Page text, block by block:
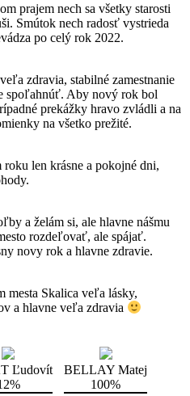
prajem nech sa všetky starosti
Smútok nech radosť vystrieda
po celý rok 2022.
zdravia, stabilné zamestnanie
spoľahnúť. Aby nový rok bol
prekážky hravo zvládli a na
na všetko prežité.
len krásne a pokojné dni,
a želám si, ale hlavne nášmu
rozdeľovať, ale spájať.
novy rok a hlavne zdravie.
mesta Skalica veľa lásky,
a hlavne veľa zdravia
Ľudovít
BELLAY Matej
100%